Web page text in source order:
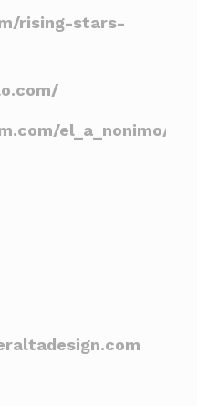
rising-stars-
el_a_nonimo/?